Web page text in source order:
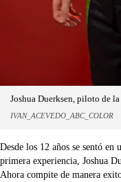
Joshua Duerksen, piloto de
IVAN_ACEVEDO_ABC_COLOR
Desde los 12 años se sentó
primera experiencia, Joshua
Ahora compite de manera